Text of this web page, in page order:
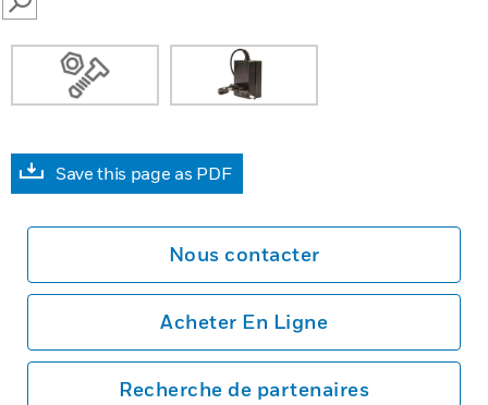
SEARCH
Save this page as PDF
Nous contacter
Acheter En Ligne
Recherche de partenaires